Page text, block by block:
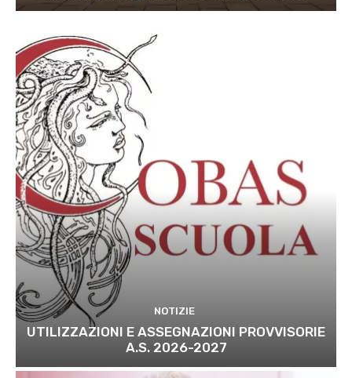
NOTIZIE
UTILIZZAZIONI E ASSEGNAZIONI PROVVISORIE
A.S. 2026-2027